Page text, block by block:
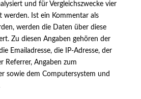
und für Vergleichszwecke vier
werden. Ist ein Kommentar als
werden die Daten über diese
Zu diesen Angaben gehören der
Emailadresse, die IP-Adresse, der
Referrer, Angaben zum
sowie dem Computersystem und